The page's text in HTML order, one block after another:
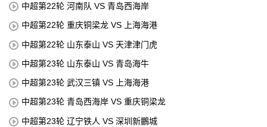
中超第22轮 河南队 VS 青岛西海岸
中超第22轮 重庆铜梁龙 VS 上海海港
中超第22轮 山东泰山 VS 天津津门虎
中超第23轮 山东泰山 VS 青岛海牛
中超第23轮 武汉三镇 VS 上海海港
中超第23轮 青岛西海岸 VS 重庆铜梁龙
中超第23轮 辽宁铁人 VS 深圳新鵬城